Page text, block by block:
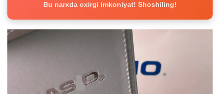
Bu narxda oxirgi imkoniyat! Shoshiling!